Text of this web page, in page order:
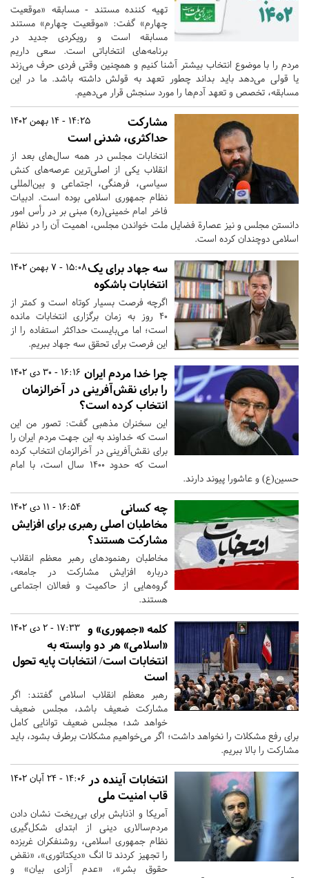
تهیه کننده مستند - مسابقه «موقعیت
چهارم» گفت: «موقعیت چهارم» مستند
مسابقه است و رویکردی جدید در
برنامه‌های انتخاباتی است. سعی داریم
مردم را با موضوع انتخاب بیشتر آشنا کنیم و همچنین وقتی فردی حرف می‌زند
یا قولی می‌دهد باید بداند چطور تعهد به قولش داشته باشد. ما در این
مسابقه، تخصص و تعهد آدم‌ها را مورد سنجش قرار می‌دهیم.
14:25 - 14 بهمن 1402
مشارکت
حداکثری، شدنی است
انتخابات مجلس در همه سال‌های بعد از
انقلاب یکی از اصلی‌ترین عرصه‌های کنش
سیاسی، فرهنگی، اجتماعی و بین‌المللی
نظام جمهوری اسلامی بوده است. ادبیات
فاخر امام خمینی(ره) مبنی بر در رأس امور
دانستن مجلس و نیز عصارة فضایل ملت خواندن مجلس، اهمیت آن را در نظام
اسلامی دوچندان کرده است.
15:08 - 7 بهمن 1402سه جهاد برای یک
انتخابات باشکوه
اگرچه فرصت بسیار کوتاه است و کمتر از
۴۰ روز به زمان برگزاری انتخابات مانده
است؛ اما می‌بایست حداکثر استفاده را از
این فرصت برای تحقق سه جهاد ببریم.
16:16 - 30 دی 1402 چرا خدا مردم ایران
را برای نقش‌آفرینی در آخرالزمان
انتخاب کرده است؟
این سخنران مذهبی گفت: تصور من این
است که خداوند به این جهت مردم ایران را
برای نقش‌آفرینی در آخرالزمان انتخاب کرده
است که حدود ۱۴۰۰ سال است، با امام
حسین(ع) و عاشورا پیوند دارند.
16:54 - 11 دی 1402
چه کسانی
مخاطبان اصلی رهبری برای افزایش
مشارکت هستند؟
مخاطبان رهنمودهای رهبر معظم‌ انقلاب
درباره افزایش مشارکت در جامعه،
گروه‌هایی از حاکمیت و فعالان اجتماعی
هستند.
17:33 - 2 دی 1402
کلمه «جمهوری» و
«اسلامی» هر دو وابسته به
انتخابات است/ انتخابات پایه تحول
است
رهبر معظم انقلاب اسلامی گفتند: اگر
مشارکت ضعیف باشد، مجلس ضعیف
خواهد شد؛ مجلس ضعیف توانایی کامل
برای رفع مشکلات را نخواهد داشت؛ اگر می‌خواهیم مشکلات برطرف بشود، باید
مشارکت را بالا ببریم.
14:06 - 24 آبان 1402 انتخابات آینده در
قاب امنیت ملی
آمریکا و اذنابش برای بی‌ریخت‌ نشان دادن
مردم‌سالاری دینی از ابتدای شکل‌گیری
نظام جمهوری اسلامی، روشنفکران غربزده
را تجهیز کردند تا انگ «دیکتاتوری»، «نقض
حقوق بشر»، «عدم آزادی بیان» و